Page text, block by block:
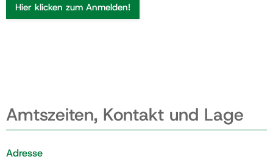
Hier klicken zum Anmelden!
Amtszeiten, Kontakt und Lage
Adresse